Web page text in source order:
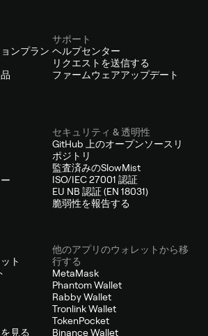
ンプラン
サポート
ヘルプセンター
リクエストを送信する
ファームウェアアップデート
セキュリティ & 透明性
GitHub 上のオープンソースリ
ポジトリ
監査済みのSlowMist
ISO/IEC 27001 認証
EU NB 認証 (EN 18031)
脆弱性を報告する
ト
見る
他のアプリのウォレットから移
行する
MetaMask
Phantom Wallet
Rabby Wallet
Tronlink Wallet
TokenPocket
Binance Wallet